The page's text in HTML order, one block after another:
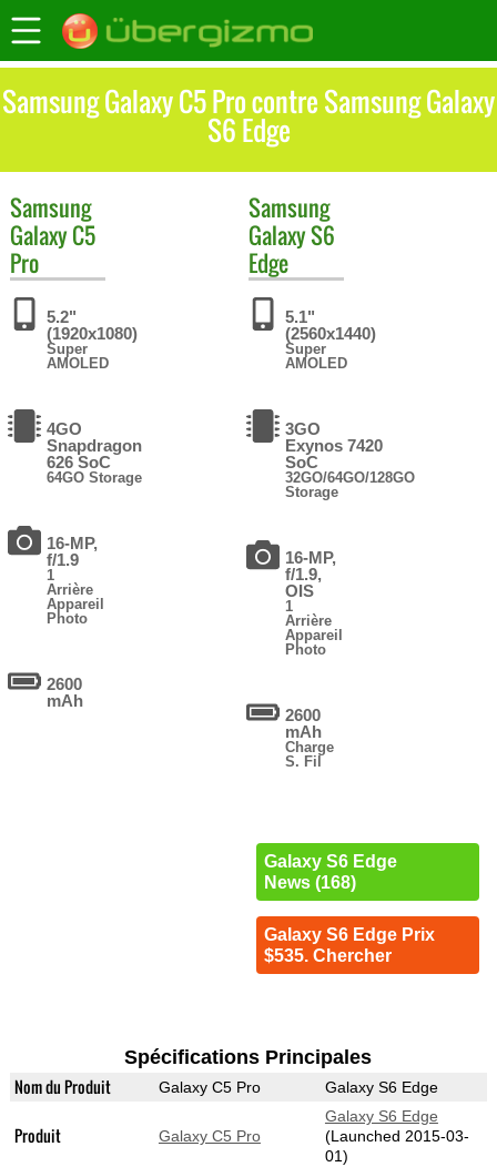
Samsung Galaxy C5 Pro contre Samsung Galaxy
S6 Edge
Samsung
Galaxy C5
Pro
5.2"
(1920x1080)
Super
AMOLED
4GO
Snapdragon
626 SoC
64GO Storage
16-MP,
f/1.9
1
Arrière
Appareil
Photo
2600
mAh
Samsung
Galaxy S6
Edge
5.1"
(2560x1440)
Super
AMOLED
3GO
Exynos 7420
SoC
32GO/64GO/128GO
Storage
16-MP,
f/1.9,
OIS
1
Arrière
Appareil
Photo
2600
mAh
Charge
S. Fil
Galaxy S6 Edge
News (168)
Galaxy S6 Edge Prix
$535. Chercher
Spécifications Principales
Nom du Produit Galaxy C5 Pro Galaxy S6 Edge
Produit Galaxy C5 Pro
Galaxy S6 Edge
(Launched 2015-03-
01)